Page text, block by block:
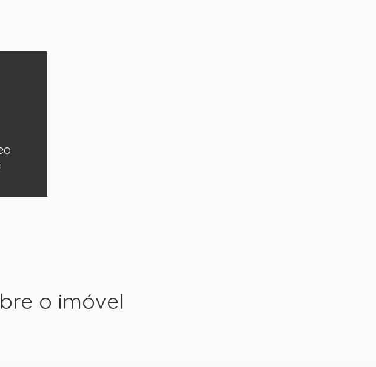
o imóvel